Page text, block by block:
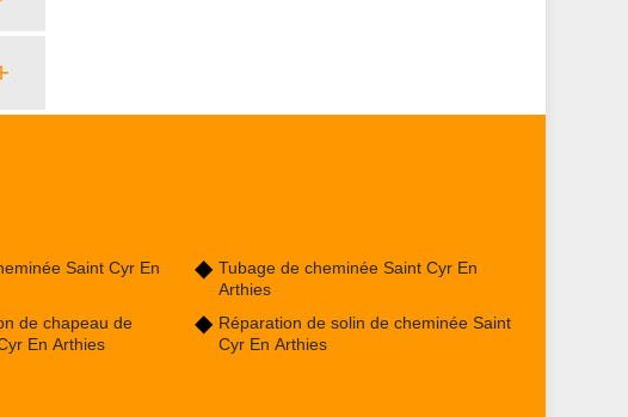
Saint Cyr En
de chapeau de
En Arthies
Tubage de cheminée Saint Cyr En
Arthies
Réparation de solin de cheminée Saint
Cyr En Arthies